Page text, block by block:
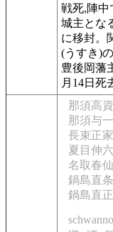
戦死,陣中
城主とな
に移封。
(うすき)
豊後岡藩
月14日死
那須高資
那須与一
長束正家
夏目伸六
名取春仙
鍋島直条
鍋島直正